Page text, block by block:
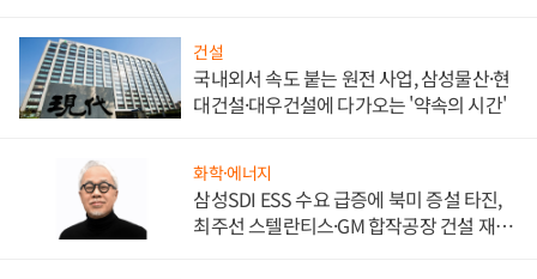
건설
국내외서 속도 붙는 원전 사업, 삼성물산·현
대건설·대우건설에 다가오는 '약속의 시간'
화학·에너지
삼성SDI ESS 수요 급증에 북미 증설 타진,
최주선 스텔란티스·GM 합작공장 건설 재추